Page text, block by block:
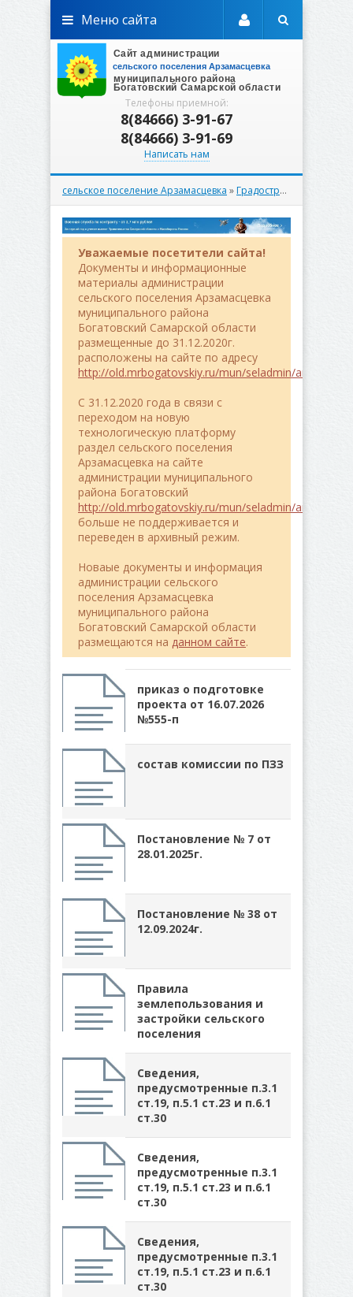
Телефоны приемной:
8(84666) 3-91-67
8(84666) 3-91-69
Написать нам
Меню сайта
сельское поселение Арзамасцевка »Градостроительство
Уважаемые посетители сайта!
Документы и информационные
материалы администрации
сельского поселения Арзамасцевка
муниципального района
Богатовский Самарской области
размещенные до 31.12.2020г.
расположены на сайте по адресу
http://old.mrbogatovskiy.ru/mun/seladmin/
C 31.12.2020 года в связи с
переходом на новую
технологическую платформу
раздел сельского поселения
Арзамасцевка на сайте
администрации муниципального
района Богатовский
http://old.mrbogatovskiy.ru/mun/seladmin/
больше не поддерживается и
переведен в архивный режим.
Новаые документы и информация
администрации сельского
поселения Арзамасцевка
муниципального района
Богатовский Самарской области
размещаются на данном сайте.
приказ о подготовке
проекта от 16.07.2026
№555-п
состав комиссии по ПЗЗ
Постановление № 7 от
28.01.2025г.
Постановление № 38 от
12.09.2024г.
Правила
землепользования и
застройки сельского
поселения
Сведения,
предусмотренные п.3.1
ст.19, п.5.1 ст.23 и п.6.1
ст.30
Сведения,
предусмотренные п.3.1
ст.19, п.5.1 ст.23 и п.6.1
ст.30
Сведения,
предусмотренные п.3.1
ст.19, п.5.1 ст.23 и п.6.1
ст.30